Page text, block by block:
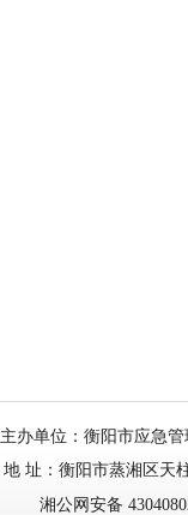
主办单位：衡阳市应急
地 址：衡阳市蒸湘区天
湘公网安备